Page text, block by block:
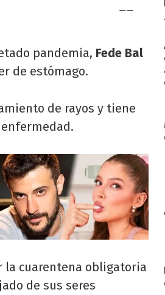
pandemia, Fede Bal
de estómago.
de rayos y tiene
la cuarentena obligatoria
de sus seres